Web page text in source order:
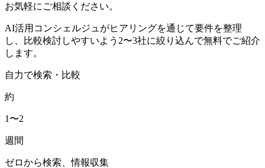
お気軽にご相談ください。
AI活用コンシェルジュがヒアリングを通じて要件を整理
し、比較検討しやすいよう2〜3社に絞り込んで無料でご紹介
します。
自力で検索・比較
約
1〜2
週間
ゼロから検索、情報収集